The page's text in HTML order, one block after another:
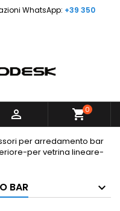
WhatsApp: +39 350
 shopping_cart0
per arredamento bar
per vetrina lineare-
BAR